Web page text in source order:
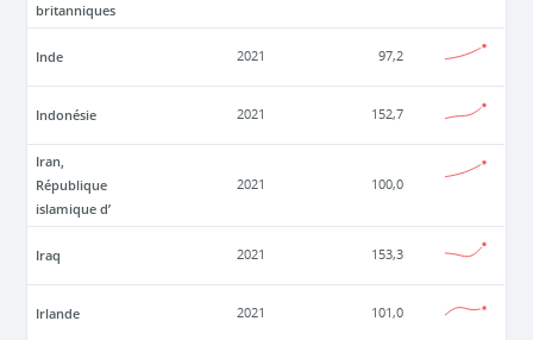
britanniques
Inde 2021 97,2
Indonésie 2021 152,7
Iran,
République
islamique d’
2021 100,0
Iraq 2021 153,3
Irlande 2021 101,0